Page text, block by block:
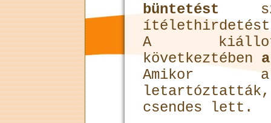
büntetést
ítélethirdetést
A kiállott
következtében
Amikor a
csendes lett.